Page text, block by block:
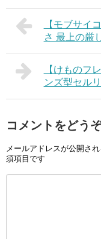
【モブサイ
さ 最上の厳
【けものフ
ンズ型セル
コメントをどう
メールアドレスが公開され
須項目です